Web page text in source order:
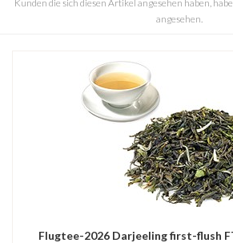
Kunden die sich diesen Artikel angesehen haben,
angesehen.
Flugtee-2026 Darjeeling first-flush